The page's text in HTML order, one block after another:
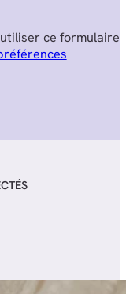
ce formulaire